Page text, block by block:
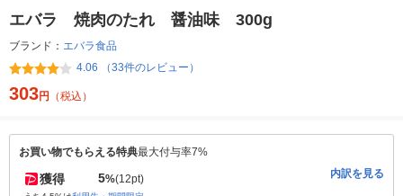
エバラ 焼肉のたれ 醤油味 300g
ブランド： エバラ食品
4.06 （33件のレビュー）
303円 （税込）
お買い物でもらえる特典最大付与率7%
獲得 5%(12pt) 内訳を見る